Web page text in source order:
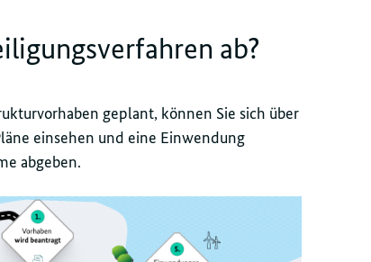
ab?
geplant, können Sie sich über
einsehen und eine Einwendung
abgeben.